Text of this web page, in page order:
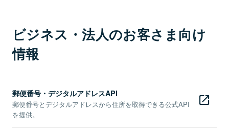
ビジネス・法人のお客さま向け
情報
郵便番号・デジタルアドレスAPI
郵便番号とデジタルアドレスから住所を取得できる公式API
を提供。